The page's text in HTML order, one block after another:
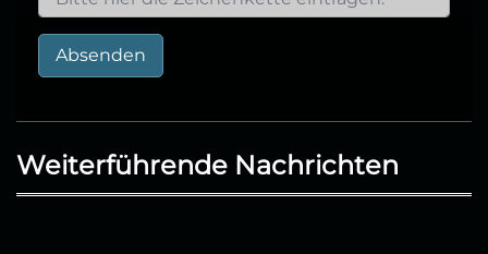
Absenden
Weiterführende Nachrichten